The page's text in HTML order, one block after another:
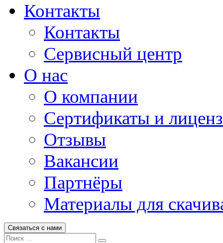
Контакты
Контакты
Сервисный центр
О нас
О компании
Сертификаты и
Отзывы
Вакансии
Партнёры
Материалы для
Связаться с нами